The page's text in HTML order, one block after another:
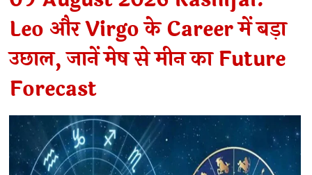
Leo और Virgo के Career में बड़ा
उछाल, जानें मेष से मीन का Future
Forecast